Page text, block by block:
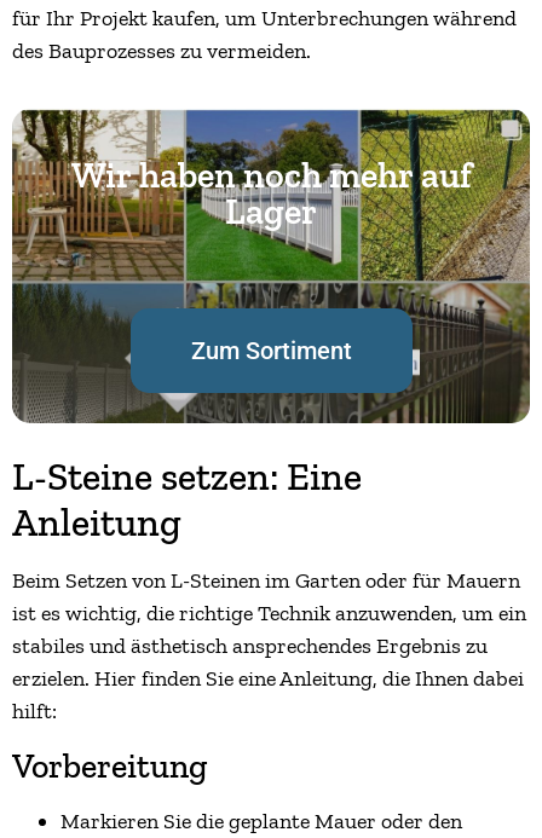
für Ihr Projekt kaufen, um Unterbrechungen während
des Bauprozesses zu vermeiden.
Wir haben noch mehr auf
Lager
Zum Sortiment
L-Steine setzen: Eine
Anleitung
Beim Setzen von L-Steinen im Garten oder für Mauern
ist es wichtig, die richtige Technik anzuwenden, um ein
stabiles und ästhetisch ansprechendes Ergebnis zu
erzielen. Hier finden Sie eine Anleitung, die Ihnen dabei
hilft:
Vorbereitung
Markieren Sie die geplante Mauer oder den